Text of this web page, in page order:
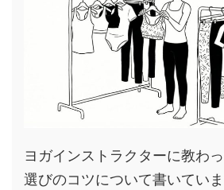
ヨガインストラクターに教わ
選びのコツについて書いていま